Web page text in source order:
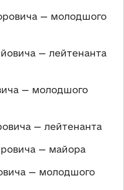
— молодшого
— лейтенанта
— молодшого
— лейтенанта
— майора
— молодшого